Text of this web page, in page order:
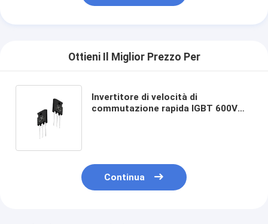
Ottieni Il Miglior Prezzo Per
Invertitore di velocità di
commutazione rapida IGBT 600V
Continua